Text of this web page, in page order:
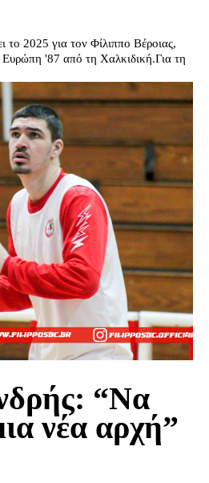
το 2025 για τον Φίλιππο Βέροιας,
'87 από τη Χαλκιδική.Για τη
“Να
νέα αρχή”